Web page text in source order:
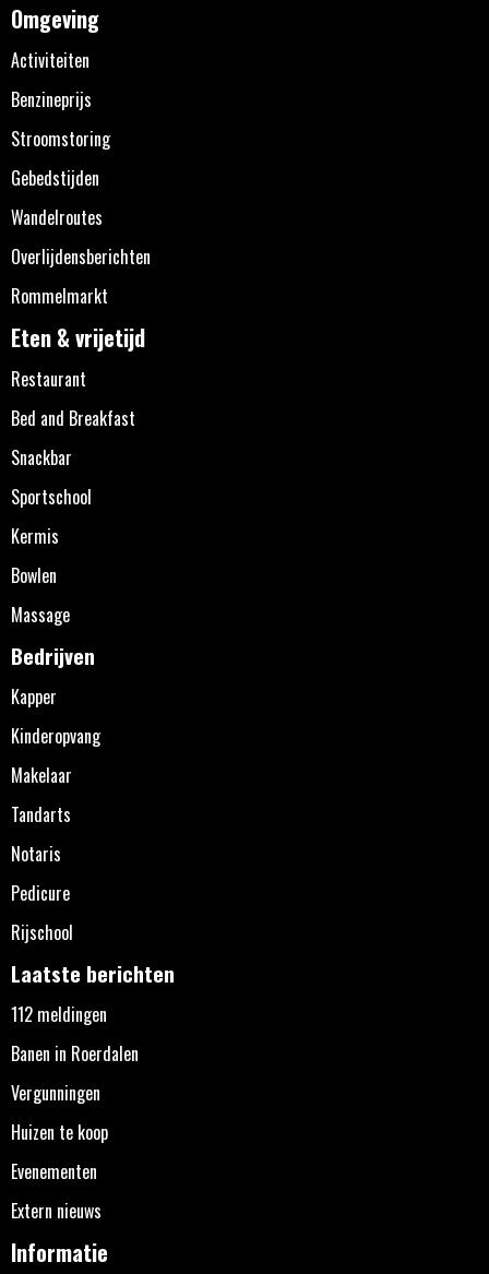
Omgeving
Activiteiten
Benzineprijs
Stroomstoring
Gebedstijden
Wandelroutes
Overlijdensberichten
Rommelmarkt
Eten & vrijetijd
Restaurant
Bed and Breakfast
Snackbar
Sportschool
Kermis
Bowlen
Massage
Bedrijven
Kapper
Kinderopvang
Makelaar
Tandarts
Notaris
Pedicure
Rijschool
Laatste berichten
112 meldingen
Banen in Roerdalen
Vergunningen
Huizen te koop
Evenementen
Extern nieuws
Informatie